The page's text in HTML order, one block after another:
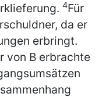
4Für
da er
erbringt.
von B erbrachte